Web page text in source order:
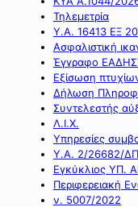
Τηλεμετρία
Υ.Α. 16413 ΕΞ
Ασφαλιστική
Έγγραφο
Εξίσωση
Δήλωση
Συντελεστής
Λ.Ι.Χ.
Υπηρεσίες
Υ.Α. 2/26682/
Εγκύκλιος ΥΠ.
Περιφερειακή
ν. 5007/2022